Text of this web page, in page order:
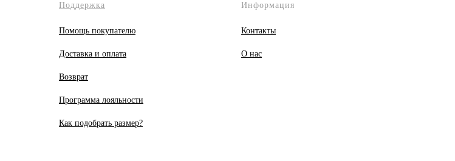
Поддержка
Помощь покупателю
Доставка и оплата
Возврат
Программа лояльности
Как подобрать размер?
Информация
Контакты
О нас